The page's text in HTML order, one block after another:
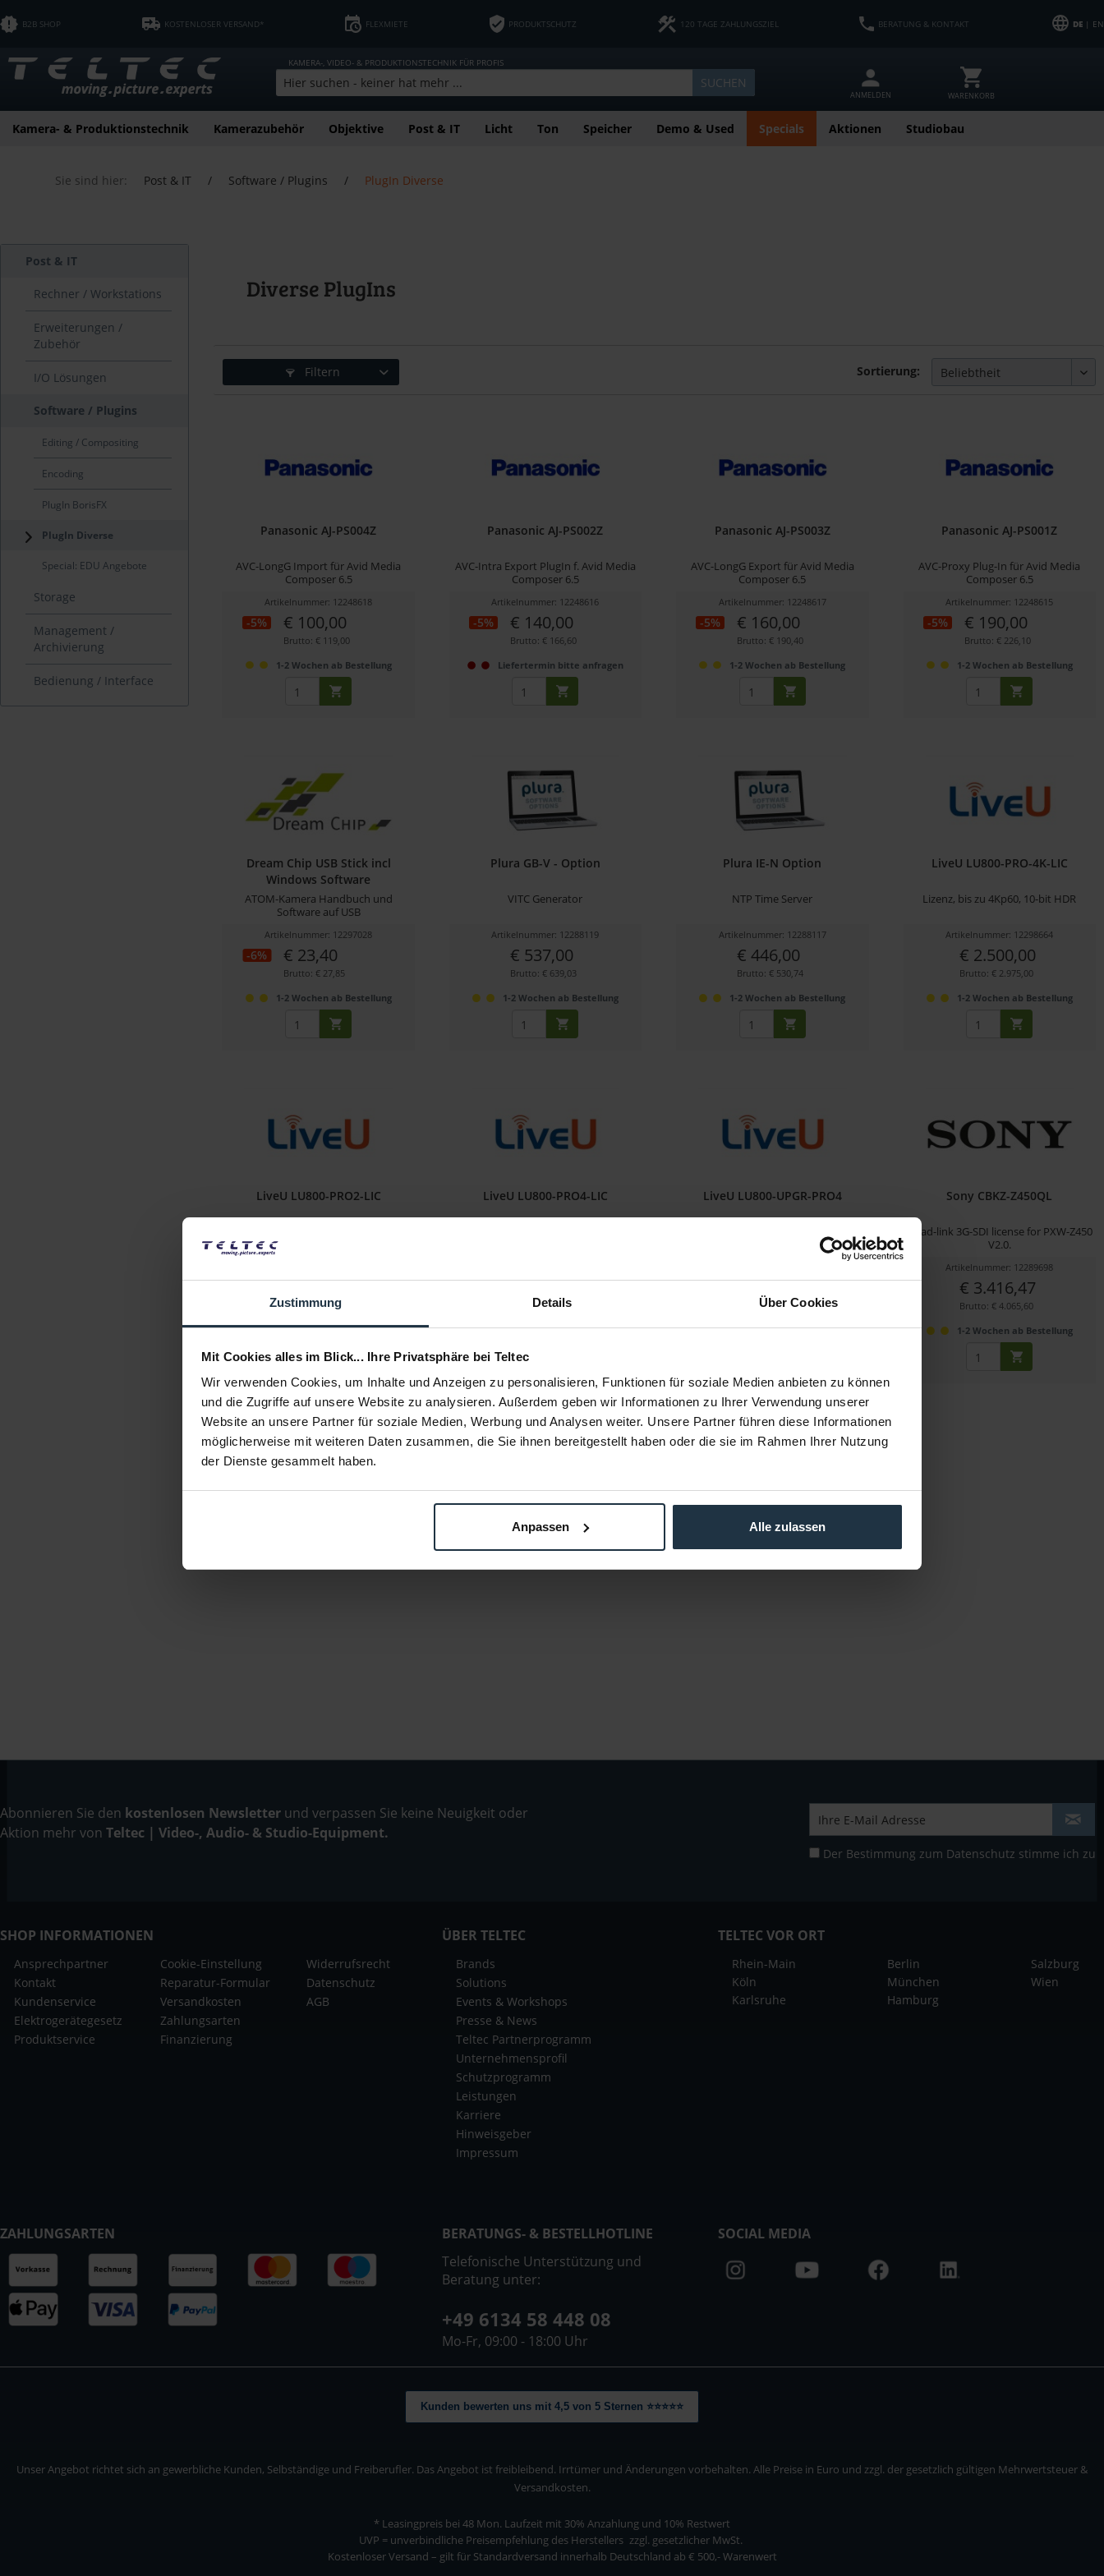
Zustimmung Details Über Cookies
Mit Cookies alles im Blick... Ihre Privatsphäre bei Teltec
Wir verwenden Cookies, um Inhalte und Anzeigen zu personalisieren, Funktionen für soziale Medien anbieten zu können
und die Zugriffe auf unsere Website zu analysieren. Außerdem geben wir Informationen zu Ihrer Verwendung unserer
Website an unsere Partner für soziale Medien, Werbung und Analysen weiter. Unsere Partner führen diese Informationen
möglicherweise mit weiteren Daten zusammen, die Sie ihnen bereitgestellt haben oder die sie im Rahmen Ihrer Nutzung
der Dienste gesammelt haben.
Anpassen Alle zulassen
B2B SHOP KOSTENLOSER VERSAND* FLEXMIETE PRODUKTSCHUTZ 120 TAGE ZAHLUNGSZIEL BERATUNG & KONTAKT DE| EN
KAMERA-, VIDEO- & PRODUKTIONSTECHNIK FÜR PROFIS
SUCHEN
ANMELDEN WARENKORB
Kamera- & Produktionstechnik Kamerazubehör Objektive Post & IT Licht Ton Speicher Demo & Used Specials Aktionen Studiobau
Sie sind hier: Post & IT / Software / Plugins / PlugIn Diverse
Post & IT
Rechner / Workstations
Erweiterungen /
Zubehör
I/O Lösungen
Software / Plugins
Editing / Compositing
Encoding
PlugIn BorisFX
PlugIn Diverse
Special: EDU Angebote
Storage
Management /
Archivierung
Bedienung / Interface
Diverse PlugIns
Filtern Sortierung:
Panasonic AJ-PS004Z
AVC-LongG Import für Avid Media
Composer 6.5
Artikelnummer: 12248618
-5% € 100,00
Brutto: € 119,00
1-2 Wochen ab Bestellung
Panasonic AJ-PS002Z
AVC-Intra Export PlugIn f. Avid Media
Composer 6.5
Artikelnummer: 12248616
-5% € 140,00
Brutto: € 166,60
Liefertermin bitte anfragen
Panasonic AJ-PS003Z
AVC-LongG Export für Avid Media
Composer 6.5
Artikelnummer: 12248617
-5% € 160,00
Brutto: € 190,40
1-2 Wochen ab Bestellung
Panasonic AJ-PS001Z
AVC-Proxy Plug-In für Avid Media
Composer 6.5
Artikelnummer: 12248615
-5% € 190,00
Brutto: € 226,10
1-2 Wochen ab Bestellung
Dream Chip USB Stick incl
Windows Software
ATOM-Kamera Handbuch und
Software auf USB
Artikelnummer: 12297028
-6% € 23,40
Brutto: € 27,85
1-2 Wochen ab Bestellung
Plura GB-V - Option
VITC Generator
Artikelnummer: 12288119
€ 537,00
Brutto: € 639,03
1-2 Wochen ab Bestellung
Plura IE-N Option
NTP Time Server
Artikelnummer: 12288117
€ 446,00
Brutto: € 530,74
1-2 Wochen ab Bestellung
LiveU LU800-PRO-4K-LIC
Lizenz, bis zu 4Kp60, 10-bit HDR
Artikelnummer: 12298664
€ 2.500,00
Brutto: € 2.975,00
1-2 Wochen ab Bestellung
LiveU LU800-PRO2-LIC
€ 4.000,00
Brutto: € 4.760,00
1-2 Wochen ab Bestellung
LiveU LU800-PRO4-LIC
€ 8.600,00
Brutto: € 10.234,00
1-2 Wochen ab Bestellung
LiveU LU800-UPGR-PRO4
€ 5.000,00
Brutto: € 5.950,00
1-2 Wochen ab Bestellung
Sony CBKZ-Z450QL
Quad-link 3G-SDI license for PXW-Z450
V2.0.
Artikelnummer: 12289698
€ 3.416,47
Brutto: € 4.065,60
1-2 Wochen ab Bestellung
Abonnieren Sie den kostenlosen Newsletter und verpassen Sie keine Neuigkeit oder
Aktion mehr von Teltec | Video-, Audio- & Studio-Equipment.
Der Bestimmung zum Datenschutz stimme ich zu
SHOP INFORMATIONEN
Ansprechpartner
Kontakt
Kundenservice
Elektrogerätegesetz
Produktservice
Cookie-Einstellung
Reparatur-Formular
Versandkosten
Zahlungsarten
Finanzierung
Widerrufsrecht
Datenschutz
AGB
ÜBER TELTEC
Brands
Solutions
Events & Workshops
Presse & News
Teltec Partnerprogramm
Unternehmensprofil
Schutzprogramm
Leistungen
Karriere
Hinweisgeber
Impressum
TELTEC VOR ORT
Rhein-Main
Köln
Karlsruhe
Berlin
München
Hamburg
Salzburg
Wien
ZAHLUNGSARTEN
BERATUNGS- & BESTELLHOTLINE
Telefonische Unterstützung und
Beratung unter:
+49 6134 58 448 08
Mo-Fr, 09:00 - 18:00 Uhr
SOCIAL MEDIA
Kunden bewerten uns mit 4,5 von 5 Sternen ⭐⭐⭐⭐⭐
Unser Angebot richtet sich an gewerbliche Kunden, Selbständige und Freiberufler. Das Angebot ist freibleibend. Irrtümer und Änderungen vorbehalten. Alle Preise in Euro und zzgl. der gesetzlich gültigen Mehrwertsteuer &
Versandkosten.
* Leasingpreis bei 48 Mon. Laufzeit mit 30% Anzahlung und 10% Restwert
UVP = unverbindliche Preisempfehlung des Herstellers zzgl. gesetzlicher MwSt.
Kostenloser Versand – gilt für Standardversand innerhalb Deutschland ab € 500,- Warenwert